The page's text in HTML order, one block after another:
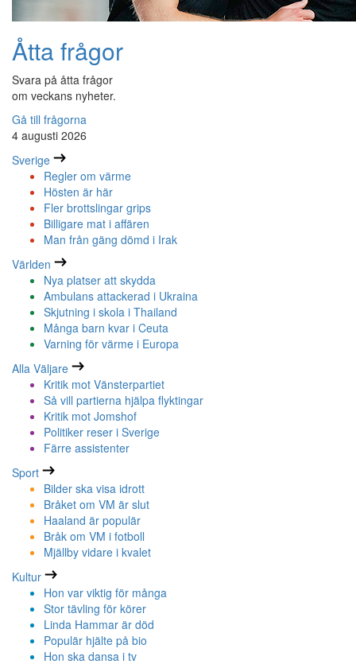
Åtta frågor
Svara på åtta frågor
om veckans nyheter.
Gå till frågorna
4 augusti 2026
Sverige
Regler om värme
Hösten är här
Fler brottslingar grips
Billigare mat i affären
Man från gäng dömd i Irak
Världen
Nya platser att skydda
Ambulans attackerad i Ukraina
Skjutning i skola i Thailand
Många barn kvar i Ceuta
Varning för värme i Europa
Alla Väljare
Kritik mot Vänsterpartiet
Så vill partierna hjälpa flyktingar
Kritik mot Jomshof
Politiker reser i Sverige
Färre assistenter
Sport
Bilder ska visa idrott
Bråket om VM är slut
Haaland är populär
Bråk om VM i fotboll
Mjällby vidare i kvalet
Kultur
Hon var viktig för många
Stor tävling för körer
Linda Hammar är död
Populär hjälte på bio
Hon ska dansa i tv